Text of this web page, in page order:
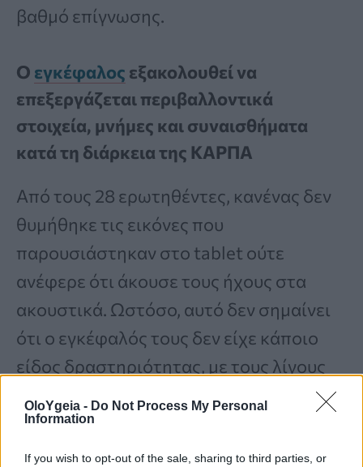
OloYgeia - Do Not Process My Personal
Information
If you wish to opt-out of the sale, sharing to third parties, or
βαθμό επίγνωσης.
Ο εγκέφαλος εξακολουθεί να
επεξεργάζεται περιβαλλοντικά
στοιχεία, μνήμες και συναισθήματα
κατά τη διάρκεια της ΚΑΡΠΑ
Από τους 28 ερωτηθέντες, κανένας δεν
θυμήθηκε τις εικόνες που
παρουσιάστηκαν στο tablet ούτε
ανέφερε ότι άκουσε τους ήχους στα
ακουστικά. Ωστόσο, αυτό δεν σημαίνει
ότι ο εγκέφαλός τους δεν είχε κάποιο
είδος δραστηριότητας, με τους λίγους
υγιείς επιζώντες να αναφέρουν
αναμνήσεις από την αναζωογόνηση,
όπως τις θωρακικές πιέσεις, το